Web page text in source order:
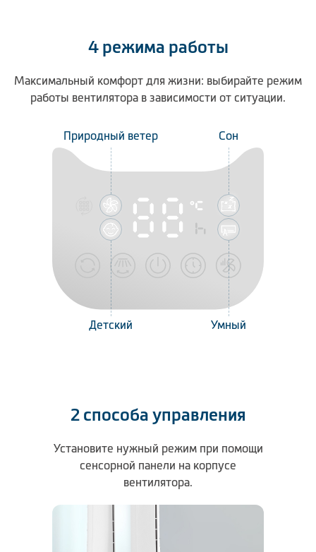
4 режима работы
Максимальный комфорт для жизни: выбирайте режим
работы вентилятора в зависимости от ситуации.
Природный ветер
Детский
Сон
Умный
2 способа управления
Установите нужный режим при помощи
сенсорной панели на корпусе
вентилятора.